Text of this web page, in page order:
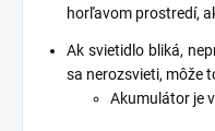
horľavom prostredí,
Ak svietidlo bliká,
sa nerozsvieti, môže
Akumulátor je